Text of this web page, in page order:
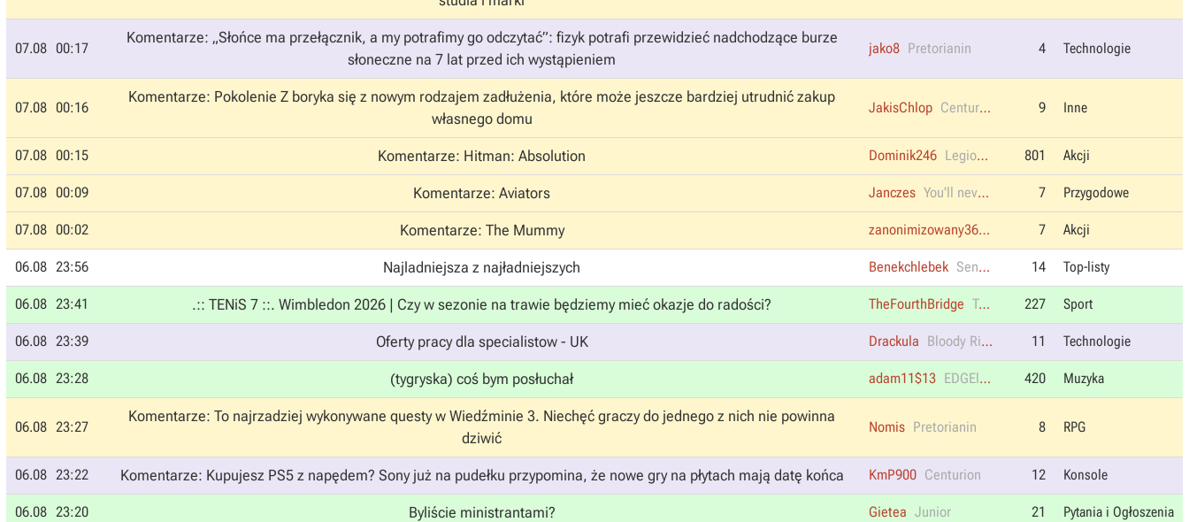
07.08 00:17
Komentarze: „Słońce ma przełącznik, a my potrafimy go odczytać”: fizyk potrafi przewidzieć nadchodzące burze
słoneczne na 7 lat przed ich wystąpieniem
jako8 Pretorianin 4 Technologie
07.08 00:16
Komentarze: Pokolenie Z boryka się z nowym rodzajem zadłużenia, które może jeszcze bardziej utrudnić zakup
własnego domu
JakisChlop Centurion 9 Inne
07.08 00:15 Komentarze: Hitman: Absolution Dominik246 Legionista 801 Akcji
07.08 00:09 Komentarze: Aviators Janczes You'll never walk alone 7 Przygodowe
07.08 00:02 Komentarze: The Mummy zanonimizowany367411 Junior
7 Akcji
06.08 23:56 Najladniejsza z najładniejszych Benekchlebek Senator 14 Top-listy
06.08 23:41 .:: TENiS 7 ::. Wimbledon 2026 | Czy w sezonie na trawie będziemy mieć okazje do radości? TheFourthBridge Tenisowy 227 Sport
06.08 23:39 Oferty pracy dla specialistow - UK Drackula Bloody Rider 11 Technologie
06.08 23:28 (tygryska) coś bym posłuchał adam11$13 EDGElord 420 Muzyka
06.08 23:27
Komentarze: To najrzadziej wykonywane questy w Wiedźminie 3. Niechęć graczy do jednego z nich nie powinna
dziwić
Nomis Pretorianin 8 RPG
06.08 23:22 Komentarze: Kupujesz PS5 z napędem? Sony już na pudełku przypomina, że nowe gry na płytach mają datę końca KmP900 Centurion 12 Konsole
06.08 23:20 Byliście ministrantami? Gietea Junior 21 Pytania i Ogłoszenia